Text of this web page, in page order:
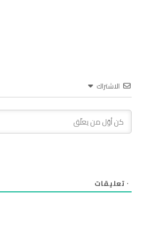
الاشتراك
٠ تعليقات